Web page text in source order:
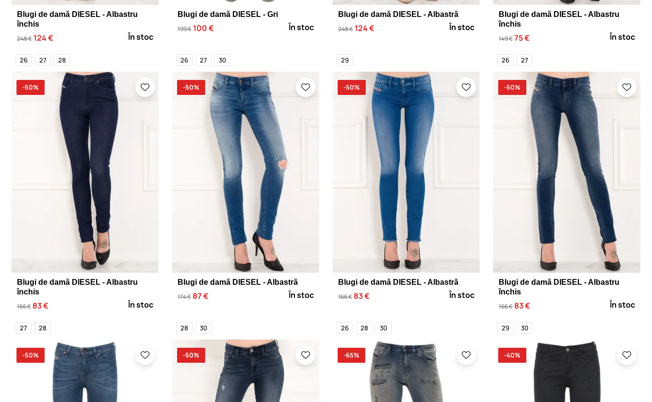
Blugi de damă DIESEL - Albastru
închis
248 € 124 € În stoc
26 27 28
Blugi de damă DIESEL - Gri
199 € 100 € În stoc
26 27 30
Blugi de damă DIESEL - Albastră
248 € 124 € În stoc
29
Blugi de damă DIESEL - Albastru
închis
149 €75 € În stoc
26 27
-50%
Blugi de damă DIESEL - Albastru
închis
166 € 83 € În stoc
27 28
-50%
Blugi de damă DIESEL - Albastră
174 € 87 € În stoc
28 30
-50%
Blugi de damă DIESEL - Albastră
166 € 83 € În stoc
26 28 30
-50%
Blugi de damă DIESEL - Albastru
închis
166 € 83 € În stoc
29 30
-50% -50% -65% -40%